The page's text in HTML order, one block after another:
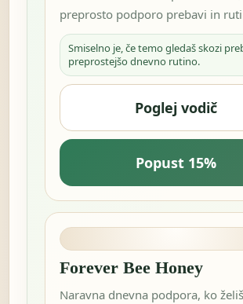
preprosto podporo prebavi in
Smiselno je, če temo gledaš skozi
preprostejšo dnevno rutino.
Poglej vodič
Popust 15%
Forever Bee Honey
Naravna dnevna podpora, ko